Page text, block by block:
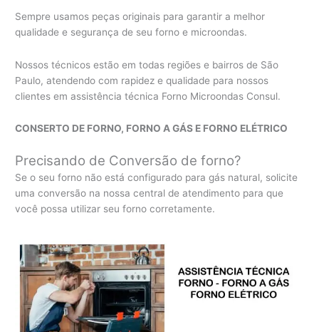
Sempre usamos peças originais para garantir a melhor
qualidade e segurança de seu forno e microondas.
Nossos técnicos estão em todas regiões e bairros de São
Paulo, atendendo com rapidez e qualidade para nossos
clientes em assistência técnica Forno Microondas Consul.
CONSERTO DE FORNO, FORNO A GÁS E FORNO ELÉTRICO
Precisando de Conversão de forno?
Se o seu forno não está configurado para gás natural, solicite
uma conversão na nossa central de atendimento para que
você possa utilizar seu forno corretamente.